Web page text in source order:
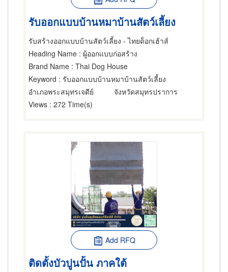
รับออกแบบบ้านหมาบ้านสัตว์เลี้ยง
รับสร้างออกแบบบ้านสัตว์เลี้ยง - ไทยด็อกเฮ้าส์
Heading Name : ผู้ออกแบบก่อสร้าง
Brand Name : Thai Dog House
Keyword : รับออกแบบบ้านหมาบ้านสัตว์เลี้ยง
อำเภอพระสมุทรเจดีย์
จังหวัดสมุทรปราการ
Views : 272 Time(s)
Add RFQ
ติดตั้งบัวปูนปั้น ภาคใต้